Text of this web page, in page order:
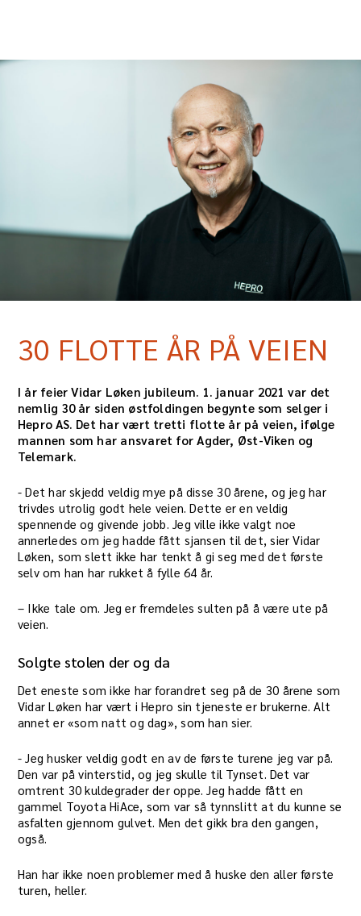
30 FLOTTE ÅR PÅ VEIEN
I år feier Vidar Løken jubileum. 1. januar 2021 var det
nemlig 30 år siden østfoldingen begynte som selger i
Hepro AS. Det har vært tretti flotte år på veien, ifølge
mannen som har ansvaret for Agder, Øst-Viken og
Telemark.
​- Det har skjedd veldig mye på disse 30 årene, og jeg har
trivdes utrolig godt hele veien. Dette er en veldig
spennende og givende jobb. Jeg ville ikke valgt noe
annerledes om jeg hadde fått sjansen til det, sier Vidar
Løken, som slett ikke har tenkt å gi seg med det første
selv om han har rukket å fylle 64 år.
– Ikke tale om. Jeg er fremdeles sulten på å være ute på
veien.
Solgte stolen der og da
​Det eneste som ikke har forandret seg på de 30 årene som
Vidar Løken har vært i Hepro sin tjeneste er brukerne. Alt
annet er «som natt og dag», som han sier.
​- Jeg husker veldig godt en av de første turene jeg var på.
Den var på vinterstid, og jeg skulle til Tynset. Det var
omtrent 30 kuldegrader der oppe. Jeg hadde fått en
gammel Toyota HiAce, som var så tynnslitt at du kunne se
asfalten gjennom gulvet. Men det gikk bra den gangen,
også.
Han har ikke noen problemer med å huske den aller første
turen, heller.